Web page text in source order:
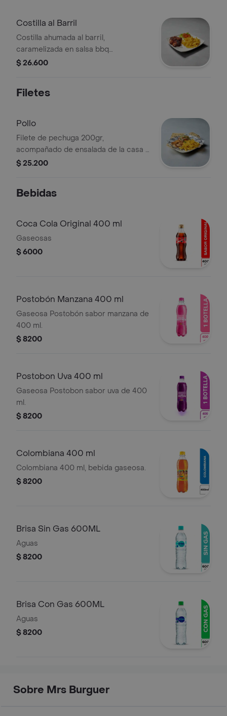
Costilla al Barril
Costilla ahumada al barril,
caramelizada en salsa bbq
acompañada de papas a la francesa,
$ 26.600
Filetes
Pollo
Filete de pechuga 200gr,
acompañado de ensalada de la casa y
papas a la francesa.
$ 25.200
Bebidas
Coca Cola Original 400 ml
Gaseosas
$ 6000
Postobón Manzana 400 ml
Gaseosa Postobón sabor manzana de
400 ml.
$ 8200
Postobon Uva 400 ml
Gaseosa Postobon sabor uva de 400
ml.
$ 8200
Colombiana 400 ml
Colombiana 400 ml, bebida gaseosa.
$ 8200
Brisa Sin Gas 600ML
Aguas
$ 8200
Brisa Con Gas 600ML
Aguas
$ 8200
Sobre Mrs Burguer